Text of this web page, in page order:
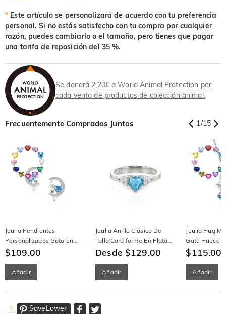
* Este artículo se personalizará de acuerdo con tu preferencia
personal. Si no estás satisfecho con tu compra por cualquier
razón, puedes cambiarlo o el tamaño, pero tienes que pagar
una tarifa de reposición del 35 %.
Se donará 2,20€ a World Animal Protection por
cada venta de productos de colección animal.
Frecuentemente Comprados Juntos 1/15
Jeulia Pendientes
Personalizados Gato en
Luna con Piedra de
$109.00
Añadir
Jeulia Anillo Clásico De
Talla Cordiforme En Plata
De Ley
Desde $129.00
Añadir
Jeulia Hug
Gato Hueco
con Piedra
$115.00
Añadir
SaveLower